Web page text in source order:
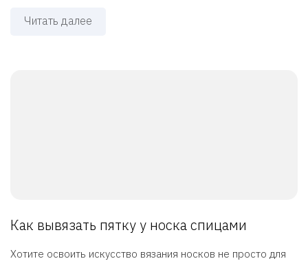
Читать далее
Как вывязать пятку у носка спицами
Хотите освоить искусство вязания носков не просто для